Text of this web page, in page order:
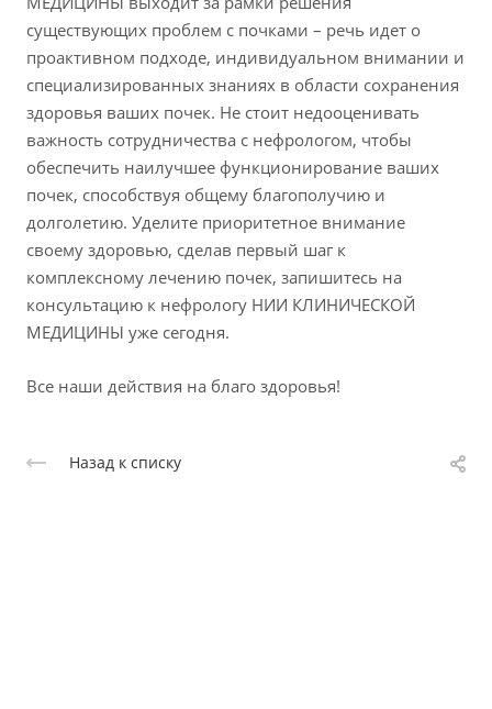
существующих проблем с почками – речь идет о
проактивном подходе, индивидуальном внимании и
специализированных знаниях в области сохранения
здоровья ваших почек. Не стоит недооценивать
важность сотрудничества с нефрологом, чтобы
обеспечить наилучшее функционирование ваших
почек, способствуя общему благополучию и
долголетию. Уделите приоритетное внимание
своему здоровью, сделав первый шаг к
комплексному лечению почек, запишитесь на
консультацию к нефрологу НИИ КЛИНИЧЕСКОЙ
МЕДИЦИНЫ уже сегодня.
Все наши действия на благо здоровья!
Назад к списку